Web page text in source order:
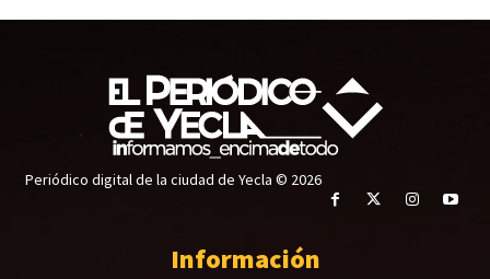
Periódico digital de la ciudad de Yecla © 2026
Información